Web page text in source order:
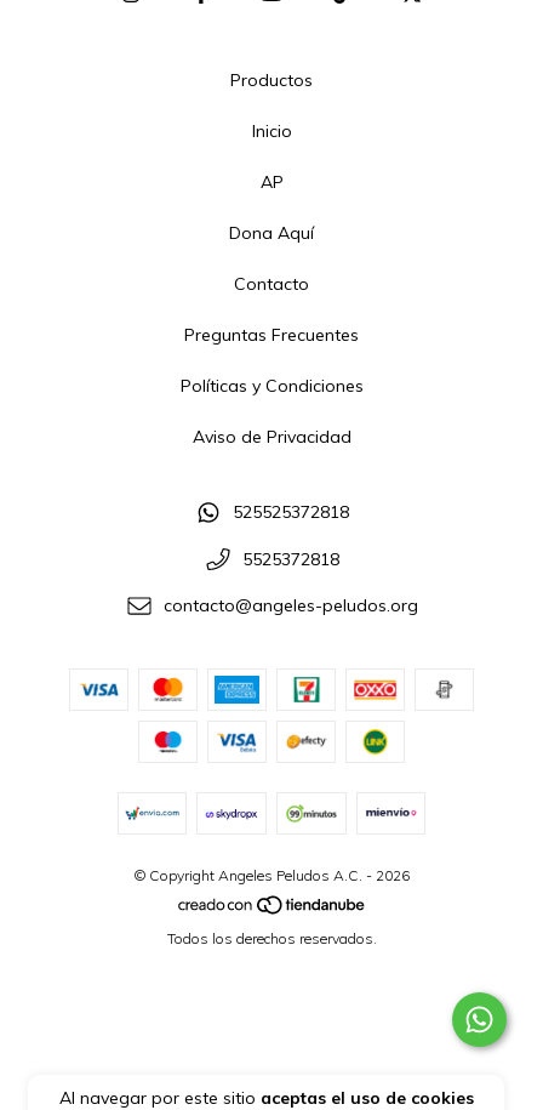
Al navegar por este sitio aceptas el uso de cookies
Productos
Inicio
AP
Dona Aquí
Contacto
Preguntas Frecuentes
Políticas y Condiciones
Aviso de Privacidad
525525372818
5525372818
contacto@angeles-peludos.org
© Copyright Angeles Peludos A.C. - 2026
Todos los derechos reservados.